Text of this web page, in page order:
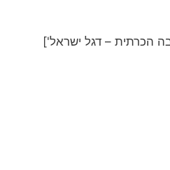
הכרתית – דגל ישראל']